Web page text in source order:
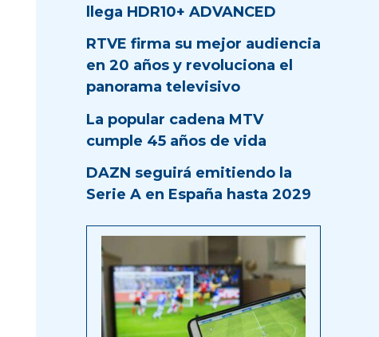
llega HDR10+ ADVANCED
RTVE firma su mejor audiencia
en 20 años y revoluciona el
panorama televisivo
La popular cadena MTV
cumple 45 años de vida
DAZN seguirá emitiendo la
Serie A en España hasta 2029